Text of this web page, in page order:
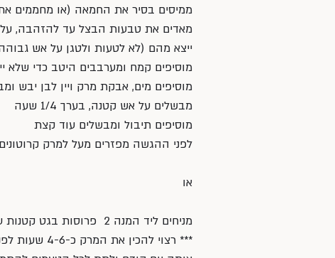
ממיסים בסיר את החמאה (או מחממים
מאדים את טבעות הבצל עד להזהבה,
ייצא מהם (לא לטעות ולטגן על אש
מוסיפים קמח ומערבבים היטב כדי שלא
מוסיפים מים, אבקת מרק ויין לבן יבש
מבשלים על אש קטנה, בערך 1/4 שעה
מוסיפים תיבול ומבשלים עוד קצת
לפני ההגשה מפזרים מעל למרק
או
מניחים ליד המנה 2  פרוסות בגט קטנות עם גבינת אמנטל / קשקוול מגוררת מעל וקלויה בתנור
*** רצוי